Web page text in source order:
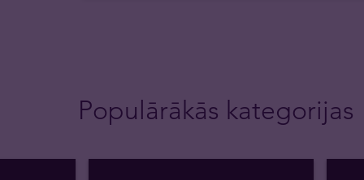
Populārākās kategorijas